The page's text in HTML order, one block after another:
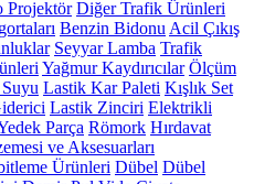
Projektör Diğer Trafik Ürünleri
Benzin Bidonu Acil Çıkış
Seyyar Lamba Trafik
Yağmur Kaydırıcılar Ölçüm
Lastik Kar Paleti Kışlık Set
Lastik Zinciri Elektrikli
Parça Römork Hırdavat
ve Aksesuarları
Ürünleri Dübel Dübel